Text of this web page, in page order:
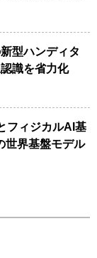
型ハンディタ
識を省力化
フィジカルAI基
世界基盤モデル